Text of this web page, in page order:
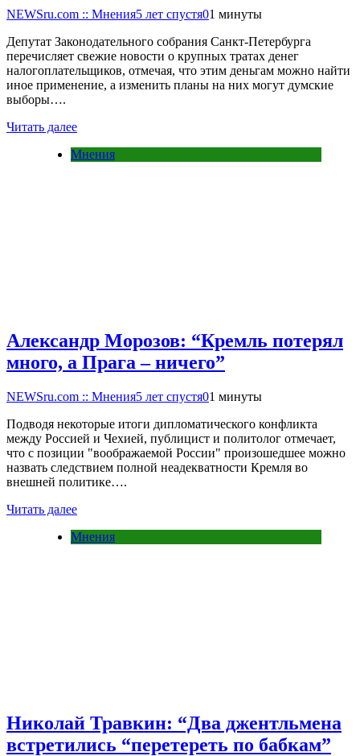
NEWSru.com :: Мнения5 лет спустя01 минуты
Депутат Законодательного собрания Санкт-Петербурга
перечисляет свежие новости о крупных тратах денег
налогоплательщиков, отмечая, что этим деньгам можно найти
иное применение, а изменить планы на них могут думские
выборы….
Читать далее
Мнения
Александр Морозов: “Кремль потерял
много, а Прага – ничего”
NEWSru.com :: Мнения5 лет спустя01 минуты
Подводя некоторые итоги дипломатического конфликта
между Россией и Чехией, публицист и политолог отмечает,
что с позиции "воображаемой России" произошедшее можно
назвать следствием полной неадекватности Кремля во
внешней политике….
Читать далее
Мнения
Николай Травкин: “Два джентльмена
встретились “перетереть по бабкам”